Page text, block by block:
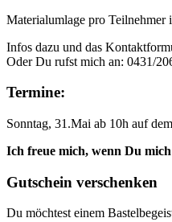
Materialumlage pro
Infos dazu und das
Oder Du rufst mich an: 0431/
Termine:
Sonntag, 31.Mai ab 10h auf
Ich freue mich, wenn Du
Gutschein verschenken
Du möchtest einem